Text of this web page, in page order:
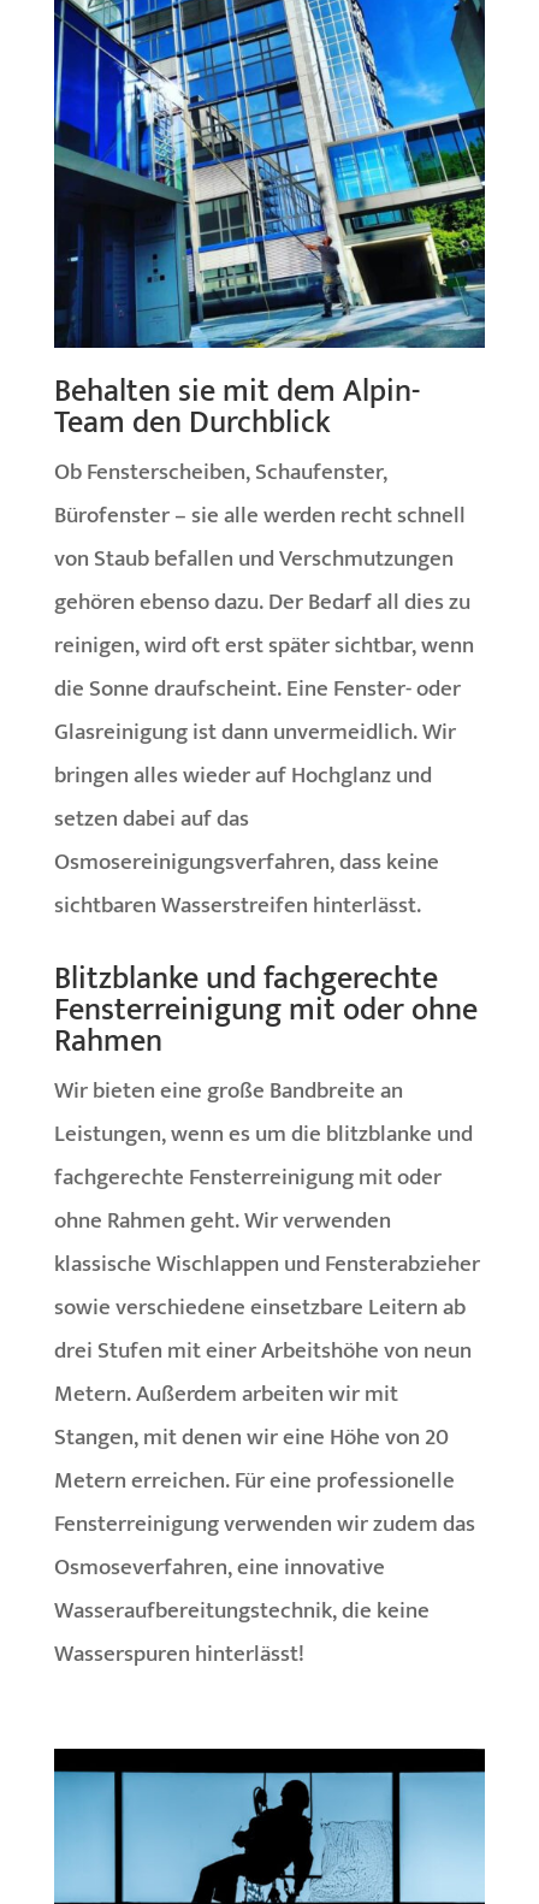
Behalten sie mit dem Alpin-
Team den Durchblick
Ob Fensterscheiben, Schaufenster,
Bürofenster – sie alle werden recht schnell
von Staub befallen und Verschmutzungen
gehören ebenso dazu. Der Bedarf all dies zu
reinigen, wird oft erst später sichtbar, wenn
die Sonne draufscheint. Eine Fenster- oder
Glasreinigung ist dann unvermeidlich. Wir
bringen alles wieder auf Hochglanz und
setzen dabei auf das
Osmosereinigungsverfahren, dass keine
sichtbaren Wasserstreifen hinterlässt.
Blitzblanke und fachgerechte
Fensterreinigung mit oder ohne
Rahmen
Wir bieten eine große Bandbreite an
Leistungen, wenn es um die blitzblanke und
fachgerechte Fensterreinigung mit oder
ohne Rahmen geht. Wir verwenden
klassische Wischlappen und Fensterabzieher
sowie verschiedene einsetzbare Leitern ab
drei Stufen mit einer Arbeitshöhe von neun
Metern. Außerdem arbeiten wir mit
Stangen, mit denen wir eine Höhe von 20
Metern erreichen. Für eine professionelle
Fensterreinigung verwenden wir zudem das
Osmoseverfahren, eine innovative
Wasseraufbereitungstechnik, die keine
Wasserspuren hinterlässt!